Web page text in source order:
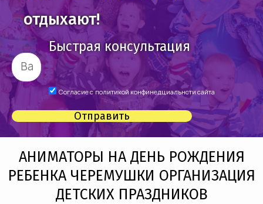
отдыхают!
Быстрая консультация
Согласие с политикой конфинедциальнсти сайта
Отправить
АНИМАТОРЫ НА ДЕНЬ РОЖДЕНИЯ
РЕБЕНКА ЧЕРЕМУШКИ ОРГАНИЗАЦИЯ
ДЕТСКИХ ПРАЗДНИКОВ